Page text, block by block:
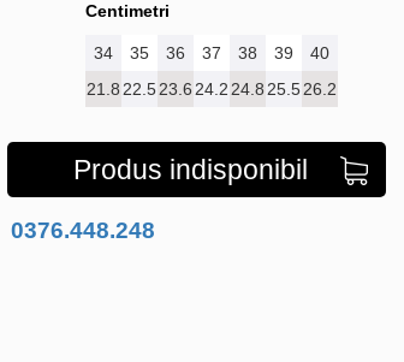
Centimetri
34 35 36 37 38 39
40
21.8 22.523.6 24.2 24.8 25.526.2
Produs indisponibil
0376.448.248